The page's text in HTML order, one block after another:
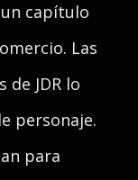
capítulo
Las
JDR lo
personaje.
para